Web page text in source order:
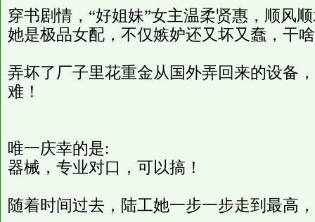
穿书剧情，“好姐妹”女主温柔贤惠，顺风
她是极品女配，不仅嫉妒还又坏又蠢，
弄坏了厂子里花重金从国外弄回来的设备
难！
唯一庆幸的是:
器械，专业对口，可以搞！
随着时间过去，陆工她一步一步走到最高